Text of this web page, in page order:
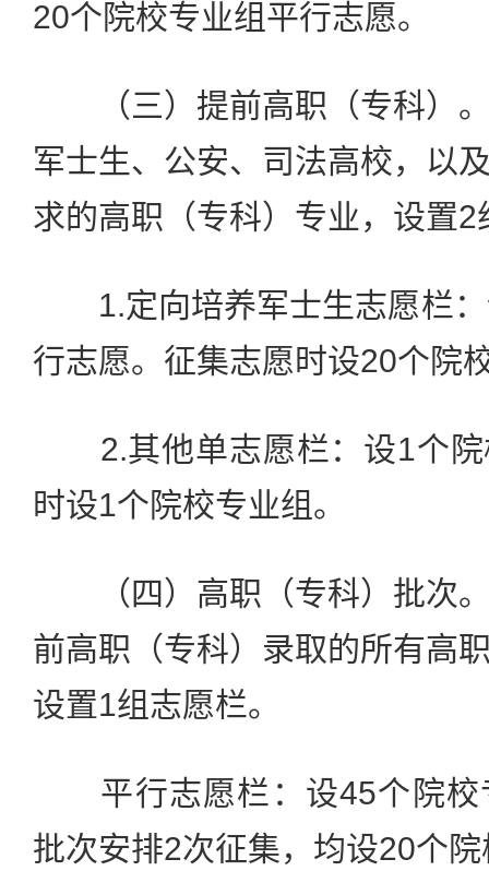
20个院校专业组平行志愿。
（三）提前高职（专科）。
军士生、公安、司法高校，以
求的高职（专科）专业，设置2
1.定向培养军士生志愿栏：
行志愿。征集志愿时设20个院
2.其他单志愿栏：设1个院
时设1个院校专业组。
（四）高职（专科）批次。
前高职（专科）录取的所有高
设置1组志愿栏。
平行志愿栏：设45个院校
批次安排2次征集，均设20个